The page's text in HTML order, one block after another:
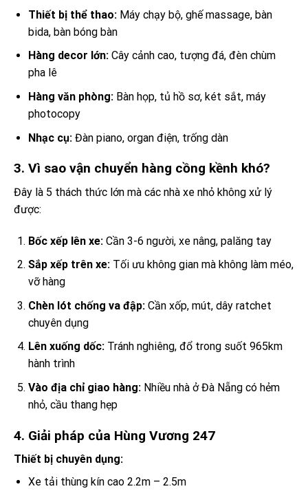
Thiết bị thể thao:Máy chạy bộ, ghế massage, bàn
bida, bàn bóng bàn
Hàng decor lớn:Cây cảnh cao, tượng đá, đèn chùm
pha lê
Hàng văn phòng:Bàn họp, tủ hồ sơ, két sắt, máy
photocopy
Nhạc cụ:Đàn piano, organ điện, trống dàn
3. Vì sao vận chuyển hàng cồng kềnh khó?
Đây là 5 thách thức lớn mà các nhà xe nhỏ không xử lý
được:
Bốc xếp lên xe:Cần 3-6 người, xe nâng, palăng tay
Sắp xếp trên xe:Tối ưu không gian mà không làm méo,
vỡ hàng
Chèn lót chống va đập:Cần xốp, mút, dây ratchet
chuyên dụng
Lên xuống dốc:Tránh nghiêng, đổ trong suốt 965km
hành trình
Vào địa chỉ giao hàng:Nhiều nhà ở Đà Nẵng có hẻm
nhỏ, cầu thang hẹp
4. Giải pháp của Hùng Vương 247
Thiết bị chuyên dụng:
Xe tải thùng kín cao 2.2m – 2.5m